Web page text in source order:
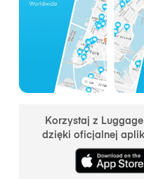
Korzystaj z
dzięki oficjalnej